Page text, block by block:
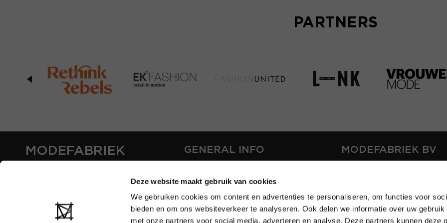
Deze website maakt gebruik van cookies
We gebruiken cookies om content en advertenties te personaliseren, om functies voor
bieden en om ons websiteverkeer te analyseren. Ook delen we informatie over uw
met onze partners voor social media, adverteren en analyse. Deze partners kunnen deze
PARTNERS
MODEFABRIEK GENERAL INFO
CONTACT
FAQ
PARTNERS
ADVERTISE
MODEFABRIEK BV
SHOWPROJECTS BV
SHIFT